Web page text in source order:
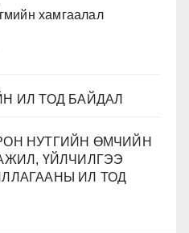
хамгаалал
ИЛ ТОД БАЙДАЛ
НУТГИЙН ӨМЧИЙН
ҮЙЛЧИЛГЭЭ
ИЛ ТОД